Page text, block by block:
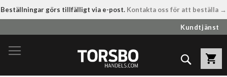
Beställningar görs tillfälligt via e-post. Kontakta oss för att beställa →
till
innehållet
Kundtjänst
Sök